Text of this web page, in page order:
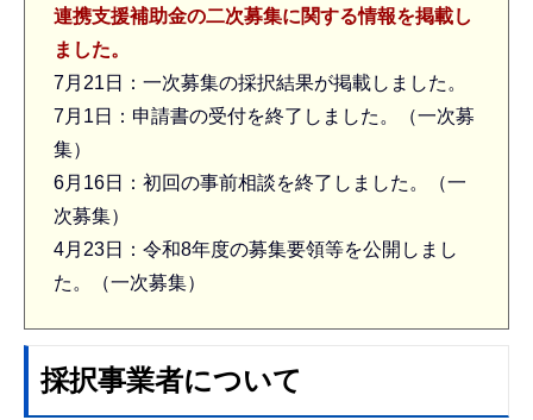
連携支援補助金の二次募集に関する情報を掲載し
ました。
7月21日：一次募集の採択結果が掲載しました。
7月1日：申請書の受付を終了しました。（一次募
集）
6月16日：初回の事前相談を終了しました。（一
次募集）
4月23日：令和8年度の募集要領等を公開しまし
た。（一次募集）
採択事業者について